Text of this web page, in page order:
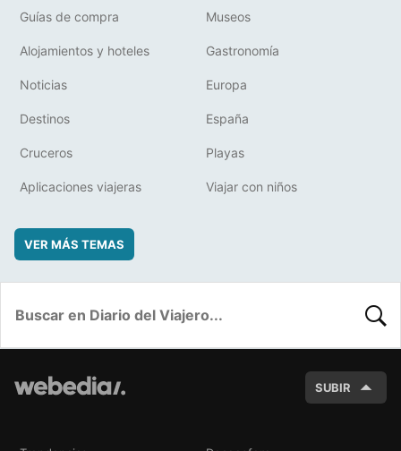
Guías de compra Museos
Alojamientos y hoteles Gastronomía
Noticias Europa
Destinos España
Cruceros Playas
Aplicaciones viajeras Viajar con niños
VER MÁS TEMAS
SUBIR